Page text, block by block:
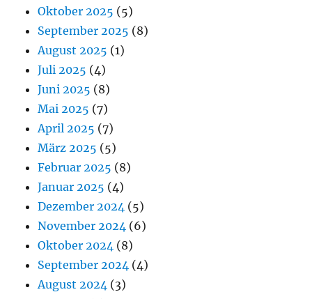
Oktober 2025 (5)
September 2025 (8)
August 2025 (1)
Juli 2025 (4)
Juni 2025 (8)
Mai 2025 (7)
April 2025 (7)
März 2025 (5)
Februar 2025 (8)
Januar 2025 (4)
Dezember 2024 (5)
November 2024 (6)
Oktober 2024 (8)
September 2024 (4)
August 2024 (3)